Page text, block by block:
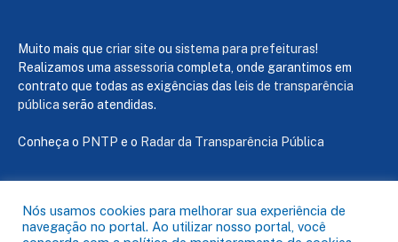
Muito mais que criar site ou sistema para prefeituras!
Realizamos uma assessoria completa, onde garantimos em
contrato que todas as exigências das leis de transparência
pública serão atendidas.
Conheça o PNTP e o Radar da Transparência Pública
Todos os direitos reservados a Câmara de Capanema
Nós usamos cookies para melhorar sua experiência de
navegação no portal. Ao utilizar nosso portal, você